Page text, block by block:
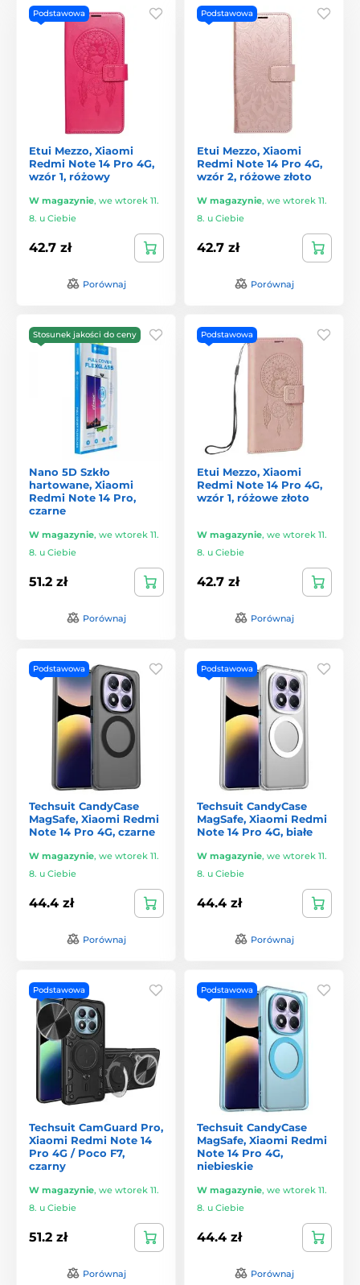
Podstawowa
Etui Mezzo, Xiaomi
Redmi Note 14 Pro 4G,
wzór 1, różowy
W magazynie, we wtorek 11.
8. u Ciebie
42.7 zł
Porównaj
Podstawowa
Etui Mezzo, Xiaomi
Redmi Note 14 Pro 4G,
wzór 2, różowe złoto
W magazynie, we wtorek 11.
8. u Ciebie
42.7 zł
Porównaj
Stosunek jakości do ceny
Nano 5D Szkło
hartowane, Xiaomi
Redmi Note 14 Pro,
czarne
W magazynie, we wtorek 11.
8. u Ciebie
51.2 zł
Porównaj
Podstawowa
Etui Mezzo, Xiaomi
Redmi Note 14 Pro 4G,
wzór 1, różowe złoto
W magazynie, we wtorek 11.
8. u Ciebie
42.7 zł
Porównaj
Podstawowa
Techsuit CandyCase
MagSafe, Xiaomi Redmi
Note 14 Pro 4G, czarne
W magazynie, we wtorek 11.
8. u Ciebie
44.4 zł
Porównaj
Podstawowa
Techsuit CandyCase
MagSafe, Xiaomi Redmi
Note 14 Pro 4G, białe
W magazynie, we wtorek 11.
8. u Ciebie
44.4 zł
Porównaj
Podstawowa
Techsuit CamGuard Pro,
Xiaomi Redmi Note 14
Pro 4G / Poco F7,
czarny
W magazynie, we wtorek 11.
8. u Ciebie
51.2 zł
Porównaj
Podstawowa
Techsuit CandyCase
MagSafe, Xiaomi Redmi
Note 14 Pro 4G,
niebieskie
W magazynie, we wtorek 11.
8. u Ciebie
44.4 zł
Porównaj